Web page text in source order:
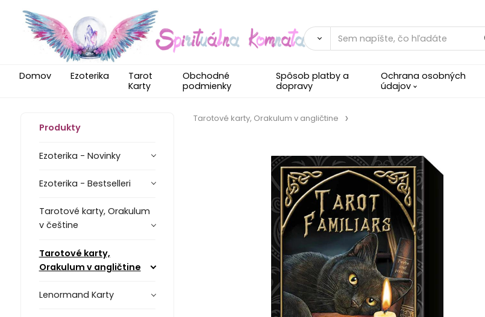
Domov Ezoterika
Tarot
Karty
Obchodné
podmienky
Spôsob platby a
dopravy
Ochrana osobných
údajov
Produkty
Ezoterika - Novinky
Ezoterika - Bestselleri
Tarotové karty, Orakulum
v češtine
Tarotové karty,
Orakulum v angličtine
Lenormand Karty
Tarotové karty, Orakulum v angličtine